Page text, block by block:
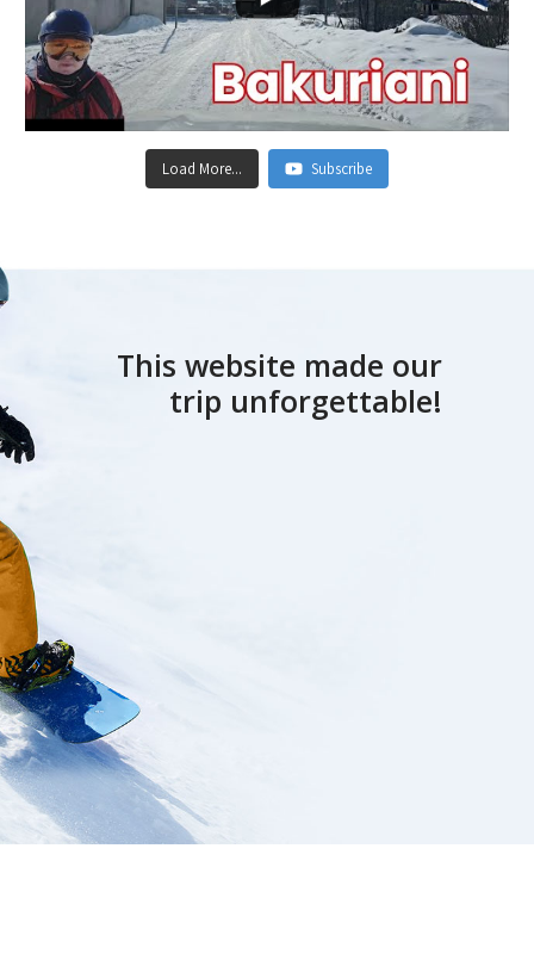
Load More... Subscribe
This website made our
trip unforgettable!